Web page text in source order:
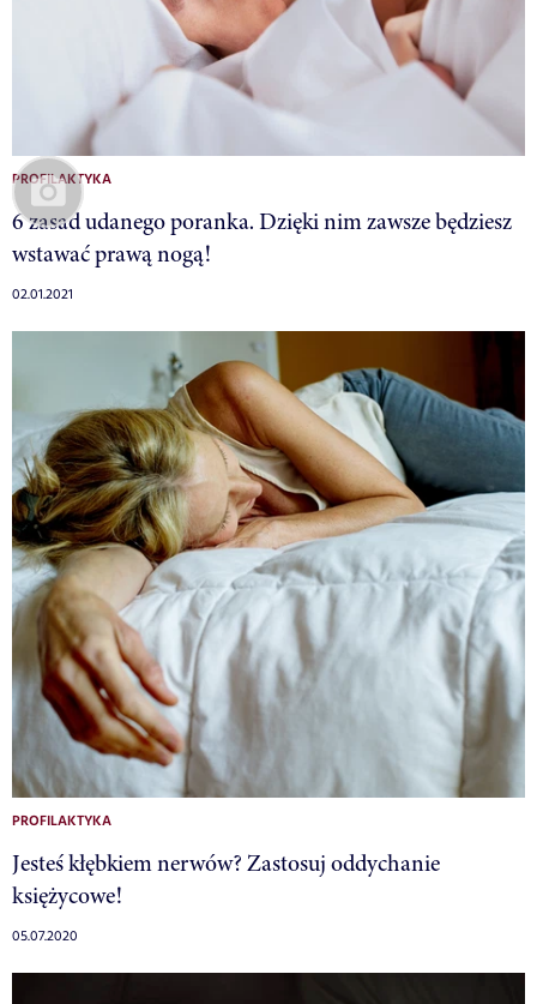
PROFILAKTYKA
6 zasad udanego poranka. Dzięki nim zawsze będziesz
wstawać prawą nogą!
02.01.2021
PROFILAKTYKA
Jesteś kłębkiem nerwów? Zastosuj oddychanie
księżycowe!
05.07.2020